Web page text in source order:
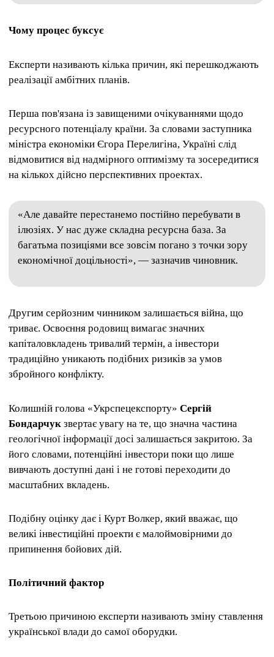
Чому процес буксує
Експерти називають кілька причин, які перешкоджають
реалізації амбітних планів.
Перша пов'язана із завищеними очікуваннями щодо
ресурсного потенціалу країни. За словами заступника
міністра економіки Єгора Перелигіна, Україні слід
відмовитися від надмірного оптимізму та зосередитися
на кількох дійсно перспективних проектах.
«Але давайте перестанемо постійно перебувати в
ілюзіях. У нас дуже складна ресурсна база. За
багатьма позиціями все зовсім погано з точки зору
економічної доцільності», — зазначив чиновник.
Другим серйозним чинником залишається війна, що
триває. Освоєння родовищ вимагає значних
капіталовкладень тривалий термін, а інвестори
традиційно уникають подібних ризиків за умов
збройного конфлікту.
Колишній голова «Укрспецекспорту» Сергій
Бондарчук звертає увагу на те, що значна частина
геологічної інформації досі залишається закритою. За
його словами, потенційні інвестори поки що лише
вивчають доступні дані і не готові переходити до
масштабних вкладень.
Подібну оцінку дає і Курт Волкер, який вважає, що
великі інвестиційні проекти є малоймовірними до
припинення бойових дій.
Політичний фактор
Третьою причиною експерти називають зміну ставлення
української влади до самої оборудки.